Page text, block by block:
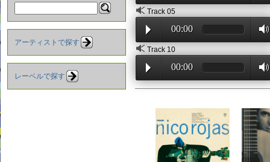
アーティストで探す
レーベルで探す
Track 05
00:00
Track 10
00:00